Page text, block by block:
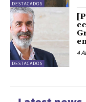
DESTACADOS
DESTACADOS
4